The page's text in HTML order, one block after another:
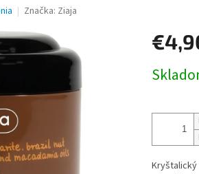
Značka: Ziaja
cena: